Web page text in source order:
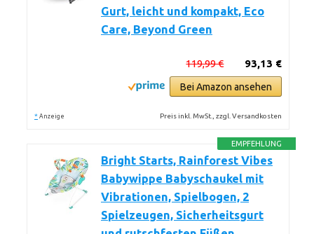
Gurt, leicht und kompakt, Eco
Care, Beyond Green
93,13 €
119,99 €
Bei Amazon ansehen
* Anzeige Preis inkl. MwSt., zzgl. Versandkosten
EMPFEHLUNG
Bright Starts, Rainforest Vibes
Babywippe Babyschaukel mit
Vibrationen, Spielbogen, 2
Spielzeugen, Sicherheitsgurt